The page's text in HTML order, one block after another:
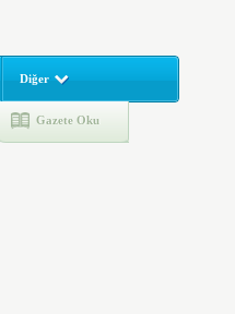
Diğer
Gazete Oku